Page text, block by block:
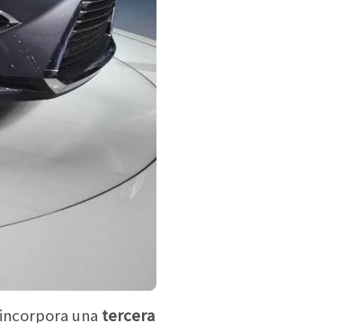
una tercera